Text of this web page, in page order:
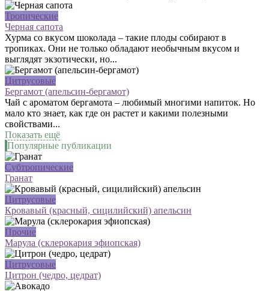
Тропические
Черная сапота
Хурма со вкусом шоколада – такие плоды собирают в
тропиках. Они не только обладают необычным вкусом и
выглядят экзотически, но...
Цитрусовые
Бергамот (апельсин-бергамот)
Чай с ароматом бергамота – любимый многими напиток. Но
мало кто знает, как где он растет и какими полезными
свойствами...
Показать ещё
Популярные публикации
Субтропические
Гранат
Цитрусовые
Кровавый (красный, сицилийский) апельсин
Прочие
Марула (склерокария эфиопская)
Цитрусовые
Цитрон (чедро, цедрат)